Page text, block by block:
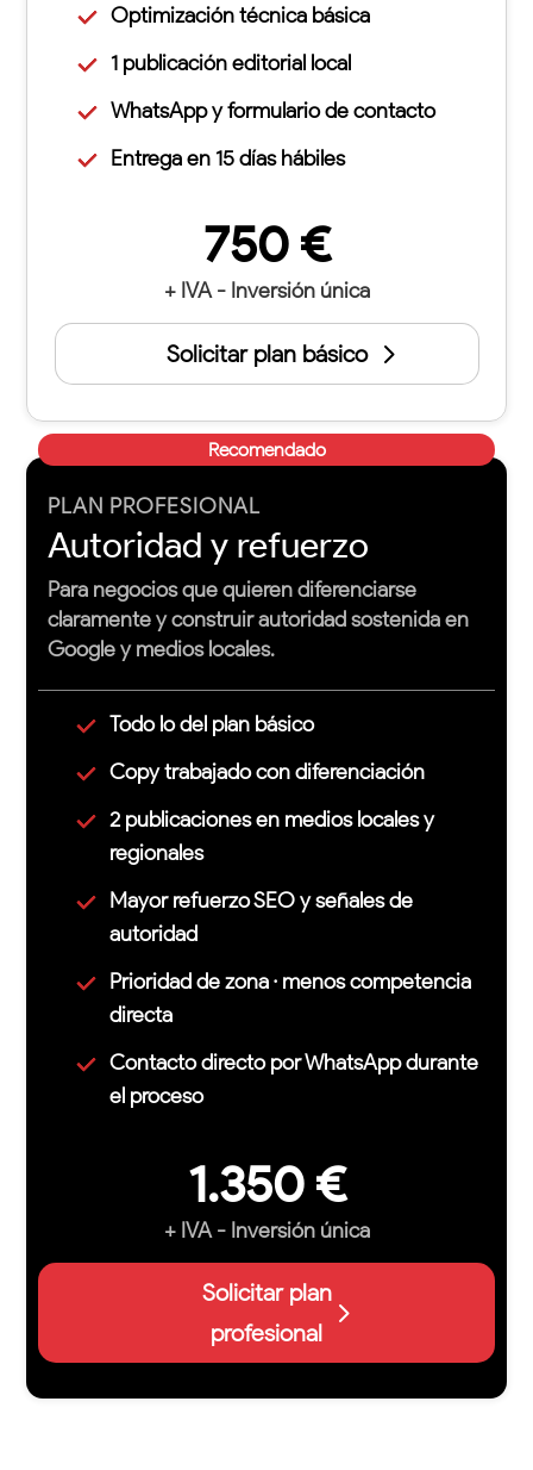
Optimización técnica básica
1 publicación editorial local
WhatsApp y formulario de contacto
Entrega en 15 días hábiles
750 €
+ IVA - Inversión única
Solicitar plan básico
Recomendado
PLAN PROFESIONAL
Autoridad y refuerzo
Para negocios que quieren diferenciarse
claramente y construir autoridad sostenida en
Google y medios locales.
Todo lo del plan básico
Copy trabajado con diferenciación
2 publicaciones en medios locales y
regionales
Mayor refuerzo SEO y señales de
autoridad
Prioridad de zona · menos competencia
directa
Contacto directo por WhatsApp durante
el proceso
1.350 €
+ IVA - Inversión única
Solicitar plan
profesional